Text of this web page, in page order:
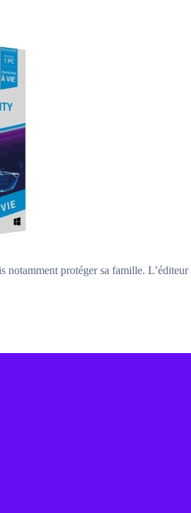
protéger sa famille. L’éditeur